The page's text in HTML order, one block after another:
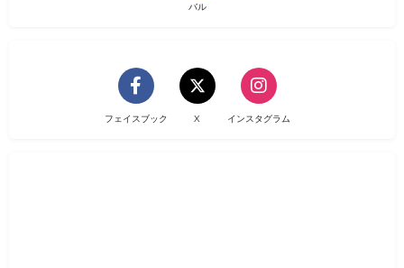
バル
フェイスブック X インスタグラム